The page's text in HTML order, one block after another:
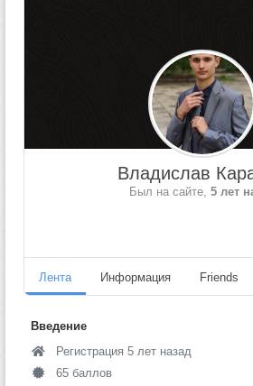
Владислав
Был на сайте, 5 лет
Лента Информация Friends
Введение
Регистрация 5 лет назад
65 баллов